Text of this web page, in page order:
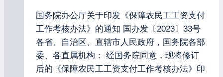
国务院办公厅关于印发《保障农民工工资支付
工作考核办法》的通知 国办发〔2023〕33号
各省、自治区、直辖市人民政府，国务院各部
委、各直属机构： 经国务院同意，现将修订
后的《保障农民工工资支付工作考核办法》印